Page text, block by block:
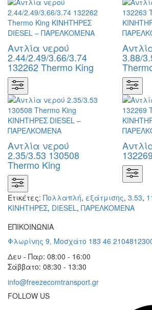
Αντλία νερού
2.44/2.49/3.66/3.74
132262 Thermo King
3.88/
Αντλία νερού
2.35/3.53 130508
Thermo King
Ετικέτες: Πολλαπλή, εξάτμισης, 3.53,
KΙΝΗΤΗΡΕΣ, DIESEL, ΠΑΡΕΛΚΟΜΕΝΑ
ΕΠΙΚΟΙΝΩΝΙΑ
Φλωρίνης 9, Μοσχάτο 183 46
Δευ - Παρ: 08:00 - 16:00
Σάββατο: 08:30 - 13:30
info@freezecomtransport.gr
FOLLOW US